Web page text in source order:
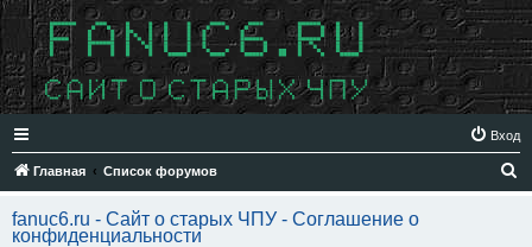
Вход
Главная Список форумов
fanuc6.ru - Сайт о старых ЧПУ - Соглашение о
конфиденциальности